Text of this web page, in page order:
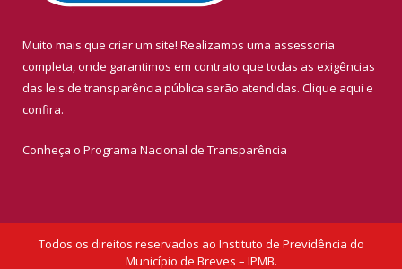
Muito mais que criar um site! Realizamos uma assessoria
completa, onde garantimos em contrato que todas as exigências
das leis de transparência pública serão atendidas. Clique aqui e
confira.
Conheça o Programa Nacional de Transparência
Todos os direitos reservados ao Instituto de Previdência do
Município de Breves – IPMB.